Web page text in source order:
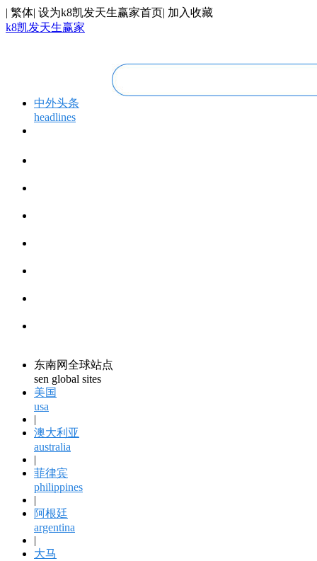
| 繁体| 设为k8凯发天生赢家首页| 加入收藏
k8凯发天生赢家
中外头条
headlines
东南网全球站点
sen global sites
美国
usa
|
澳大利亚
australia
|
菲律宾
philippines
|
阿根廷
argentina
|
大马